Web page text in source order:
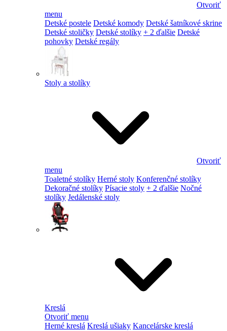
Otvoriť
menu
Detské postele Detské komody Detské šatníkové skrine
Detské stoličky Detské stolíky + 2 ďalšie Detské
pohovky Detské regály
Stoly a stolíky
Otvoriť
menu
Toaletné stolíky Herné stoly Konferenčné stolíky
Dekoračné stolíky Písacie stoly + 2 ďalšie Nočné
stolíky Jedálenské stoly
Kreslá
Otvoriť menu
Herné kreslá Kreslá ušiaky Kancelárske kreslá